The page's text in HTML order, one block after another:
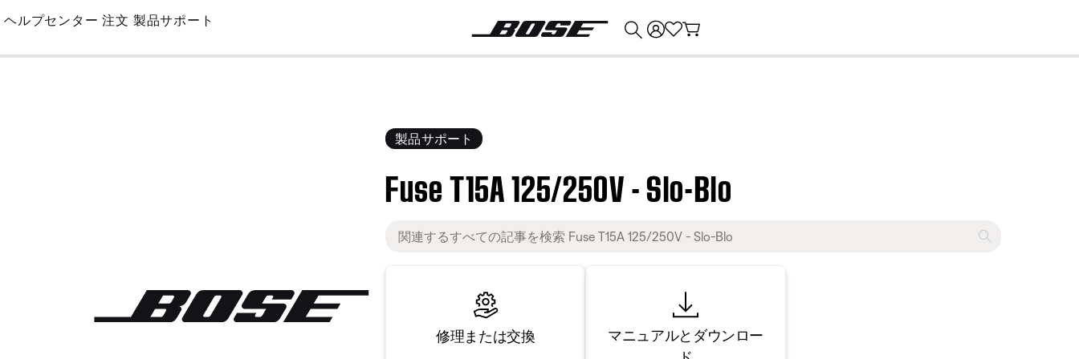
Skip
Main
ヘルプセンター 注文 製品サポート
製品サポート
Fuse T15A 125/250V - Slo-Blo
修理または交換
マニュアルとダウンロー